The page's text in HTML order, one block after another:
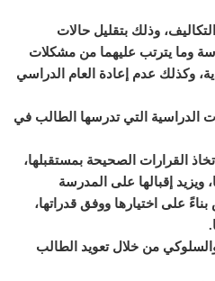
وذلك بتقليل حالات
وما يترتب عليهما من مشكلات
وكذلك عدم إعادة العام الدراسي
الدراسية التي تدرسها الطالب في
القرارات الصحيحة بمستقبلها،
إقبالها على المدرسة
بناءً على اختيارها ووفق قدراتها،
.
من خلال تعويد الطالب